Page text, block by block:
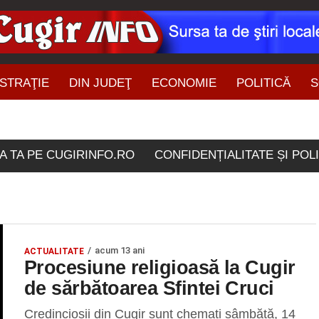
DIN JUDEŢ ECONOMIE POLITICĂ
TA PE CUGIRINFO.RO CONFIDENȚIALITATE ȘI
etichetate "Sfintei
ACTUALITATE acum 13 ani
Procesiune religioasă la Cugir
de sărbătoarea Sfintei Cruci
Credincioșii din Cugir sunt chemați sâmbătă, 14